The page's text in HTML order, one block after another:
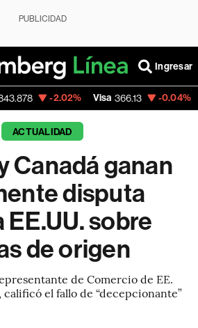
PUBLICIDAD
Ingresar
Visa 366.13 -0.04%
ACTUALIDAD
Canadá ganan
disputa
sobre
de origen
de Comercio de EE.
el fallo de “decepcionante”